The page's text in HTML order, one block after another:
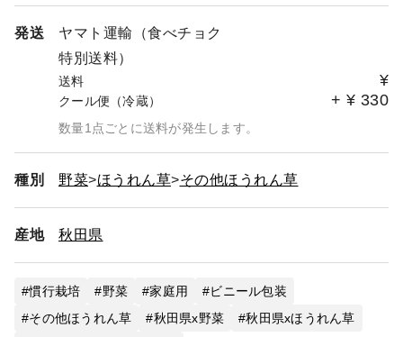
発送
ヤマト運輸（食べチョク
特別送料）
送料 ¥
クール便（冷蔵） + ¥ 330
数量1点ごとに送料が発生します。
種別 野菜 ほうれん草 その他ほうれん草
産地 秋田県
慣行栽培 野菜 家庭用
ビニール包装
その他ほうれん草
秋田県x野菜
秋田県xほうれん草